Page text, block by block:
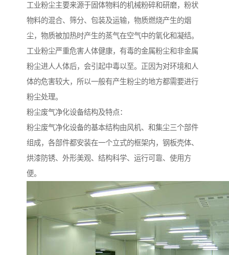
工业粉尘主要来源于固体物料的机械粉碎和研磨，粉状
物料的混合、筛分、包装及运输，物质燃烧产生的烟
尘，物质被加热时产生的蒸气在空气中的氧化和凝结。
工业粉尘严重危害人体健康，有毒的金属粉尘和非金属
粉尘进人人体后，会引起中毒以至。正因为对环境和人
体的危害较大，所以一般有产生粉尘的地方都需要进行
粉尘处理。
粉尘废气净化设备结构及特点：
粉尘废气净化设备的基本结构由风机、和集尘三个部件
组成，各部件都安装在一个立式的框架内，钢板壳体、
烘漆防锈、外形美观、结构科学、运行可靠、使用方
便。